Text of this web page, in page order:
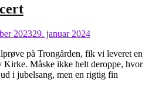
202329. januar 2024
på Trongården, fik vi leveret en
Måske ikke helt deroppe, hvor
i jubelsang, men en rigtig fin